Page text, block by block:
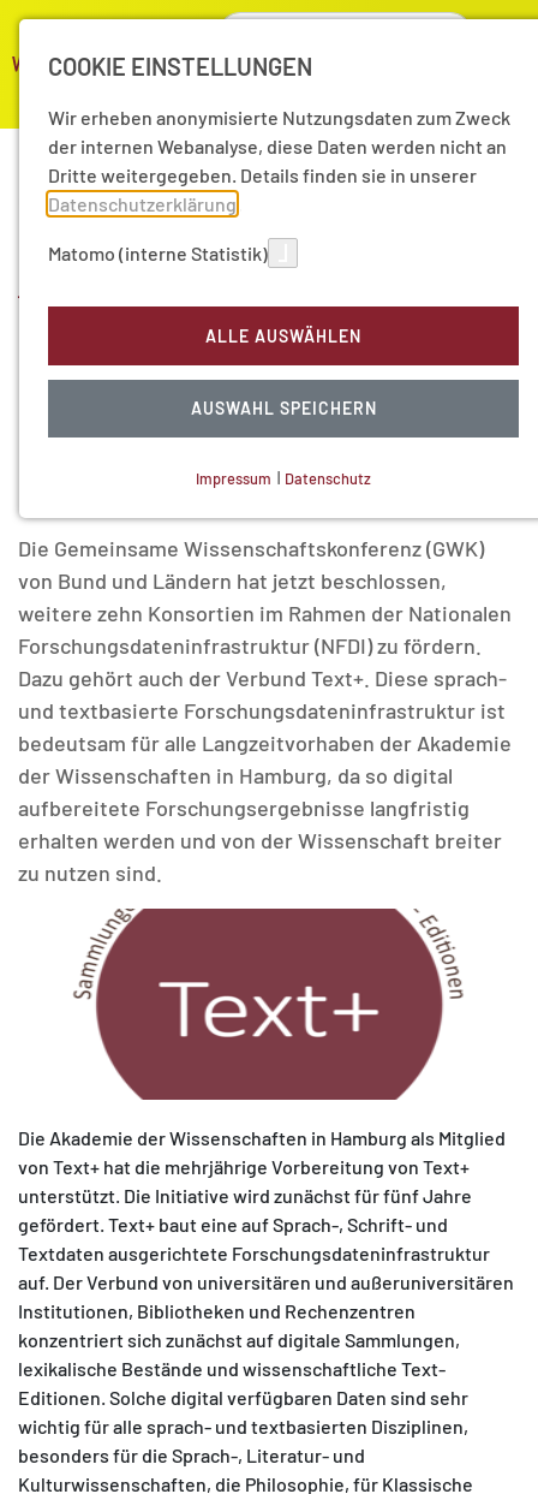
05.07.2021 | Pressemitteilungen
5/2021 Förderung
beschlossen: Text+
sichert Forschungsdaten
auch von Hamburger
Langzeitvorhaben
Die Gemeinsame Wissenschaftskonferenz (GWK)
von Bund und Ländern hat jetzt beschlossen,
weitere zehn Konsortien im Rahmen der Nationalen
Forschungsdateninfrastruktur (NFDI) zu fördern.
Dazu gehört auch der Verbund Text+. Diese sprach-
und textbasierte Forschungsdateninfrastruktur ist
bedeutsam für alle Langzeitvorhaben der Akademie
der Wissenschaften in Hamburg, da so digital
aufbereitete Forschungsergebnisse langfristig
erhalten werden und von der Wissenschaft breiter
zu nutzen sind.
Die Akademie der Wissenschaften in Hamburg als Mitglied
von Text+ hat die mehrjährige Vorbereitung von Text+
unterstützt. Die Initiative wird zunächst für fünf Jahre
gefördert. Text+ baut eine auf Sprach-, Schrift- und
Textdaten ausgerichtete Forschungsdateninfrastruktur
auf. Der Verbund von universitären und außeruniversitären
Institutionen, Bibliotheken und Rechenzentren
konzentriert sich zunächst auf digitale Sammlungen,
lexikalische Bestände und wissenschaftliche Text-
Editionen. Solche digital verfügbaren Daten sind sehr
wichtig für alle sprach- und textbasierten Disziplinen,
besonders für die Sprach-, Literatur- und
Kulturwissenschaften, die Philosophie, für Klassische
COOKIE EINSTELLUNGEN
Wir erheben anonymisierte Nutzungsdaten zum Zweck
der internen Webanalyse, diese Daten werden nicht an
Dritte weitergegeben. Details finden sie in unserer
Datenschutzerklärung
Matomo (interne Statistik)
ALLE AUSWÄHLEN
AUSWAHL SPEICHERN
MATOMO (INTERNE STATISTIK)
Statistik Cookies erfassen Informationen anonym.
Diese Informationen helfen uns zu verstehen, wie
unsere Besucher unsere Website nutzen.
Matomo
Impressum | Datenschutz